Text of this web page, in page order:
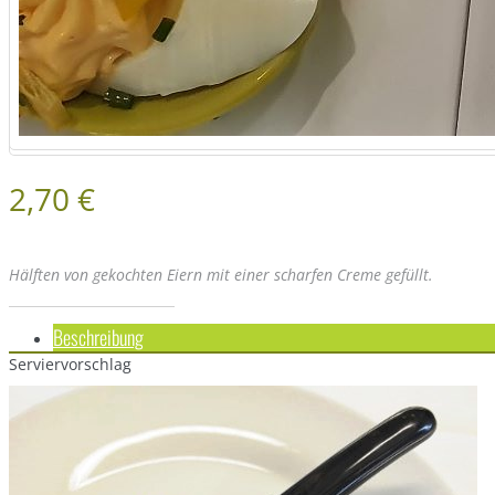
2,70 €
Hälften von gekochten Eiern mit einer scharfen Creme gefüllt.
Beschreibung
Serviervorschlag